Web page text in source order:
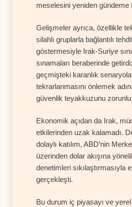
meselesini yeniden gündeme
Gelişmeler ayrıca, özellikle
silahlı gruplarla bağlantılı
göstermesiyle Irak-Suriye
sınamaları beraberinde
geçmişteki karanlık
tekrarlanmasını önlemek
güvenlik teyakkuzunu zorunlu
Ekonomik açıdan da Irak,
etkilerinden uzak kalamadı.
dolaylı katılım, ABD’nin
üzerinden dolar akışına
denetimleri sıkılaştırmasıyla
gerçekleşti.
Bu durum iç piyasayı ve